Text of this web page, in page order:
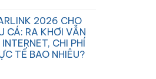
2026 CHO
CÁ: RA KHƠI VẪN
CHI PHÍ
TẾ BAO NHIÊU?